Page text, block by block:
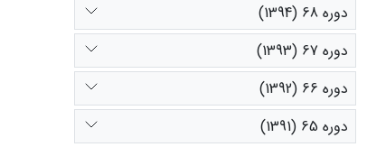
دوره 68 (1394)
دوره 67 (1393)
دوره 66 (1392)
دوره 65 (1391)